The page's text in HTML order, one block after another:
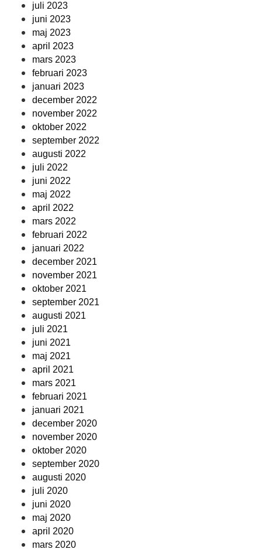
juli 2023
juni 2023
maj 2023
april 2023
mars 2023
februari 2023
januari 2023
december 2022
november 2022
oktober 2022
september 2022
augusti 2022
juli 2022
juni 2022
maj 2022
april 2022
mars 2022
februari 2022
januari 2022
december 2021
november 2021
oktober 2021
september 2021
augusti 2021
juli 2021
juni 2021
maj 2021
april 2021
mars 2021
februari 2021
januari 2021
december 2020
november 2020
oktober 2020
september 2020
augusti 2020
juli 2020
juni 2020
maj 2020
april 2020
mars 2020